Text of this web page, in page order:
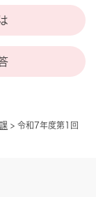
> 令和7年度第1回